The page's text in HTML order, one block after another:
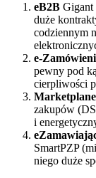
eB2B Gigant
duże
codziennym
e-
pewny pod
cierpliwości
zakupów
i
SmartPZP
niego duże